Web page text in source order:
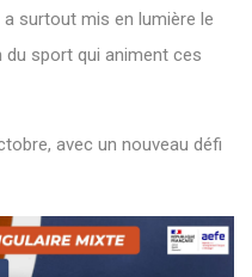
surtout mis en lumière le
sport qui animent ces
avec un nouveau défi